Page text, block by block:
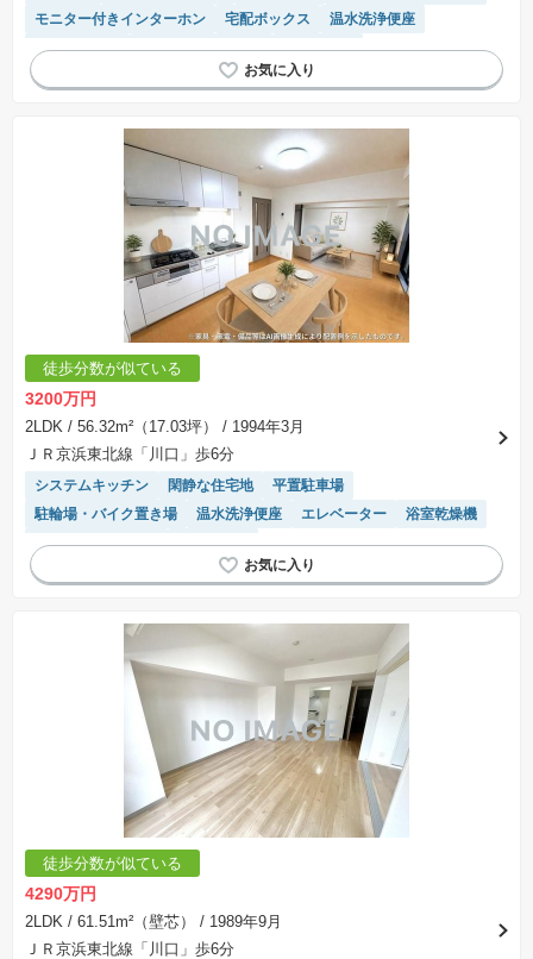
モニター付きインターホン
宅配ボックス
温水洗浄便座
エレベーター
駐車場(普通車)あり 陽当り良好
徒歩分数が似ている
3200万円
2LDK / 56.32m²（17.03坪）
/ 1994年3月
ＪＲ京浜東北線「川口」歩6分
システムキッチン 閑静な住宅地
平置駐車場
駐輪場・バイク置き場
温水洗浄便座 エレベーター
浴室乾燥機
駐車場(普通車)あり
陽当り良好
徒歩分数が似ている
4290万円
2LDK / 61.51m²（壁芯）
/ 1989年9月
ＪＲ京浜東北線「川口」歩6分